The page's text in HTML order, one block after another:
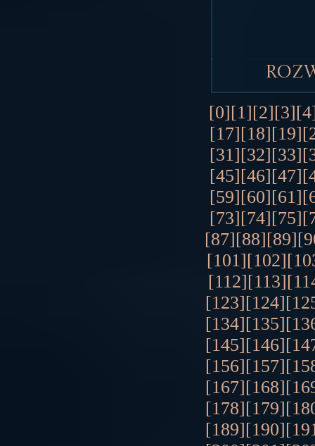
[0][1][2][3]
[17][18][19]
[31][32][33]
[45][46][47]
[59][60][61]
[73][74][75]
[87][88][89]
[101][102]
[112][113]
[123][124]
[134][135]
[145][146]
[156][157]
[167][168]
[178][179]
[189][190]